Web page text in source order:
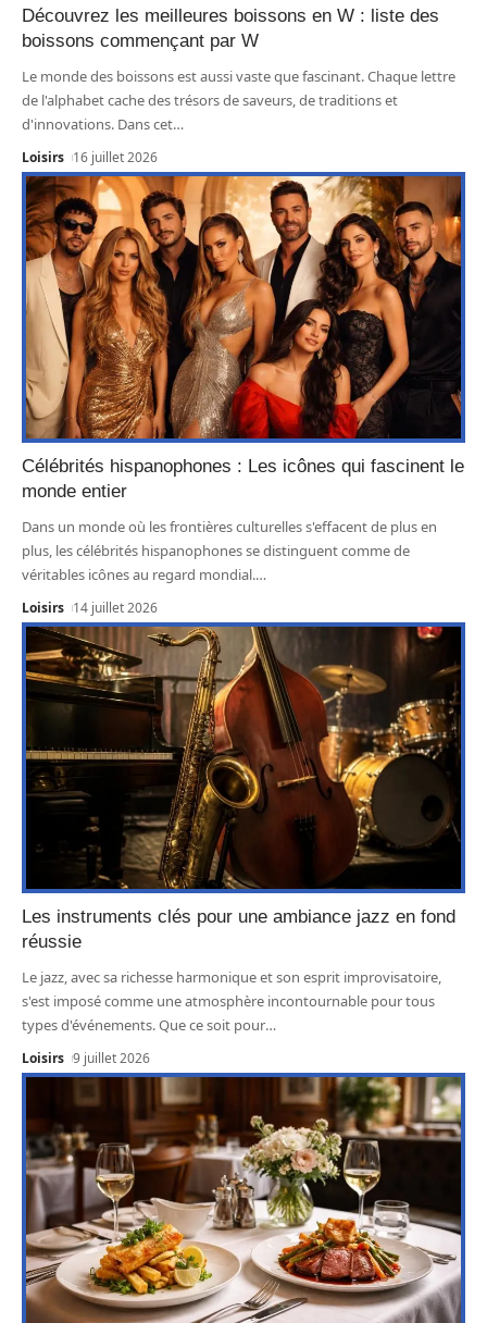
Découvrez les meilleures boissons en W : liste des
boissons commençant par W
Le monde des boissons est aussi vaste que fascinant. Chaque lettre
de l'alphabet cache des trésors de saveurs, de traditions et
d'innovations. Dans cet…
Loisirs 16 juillet 2026
Célébrités hispanophones : Les icônes qui fascinent le
monde entier
Dans un monde où les frontières culturelles s'effacent de plus en
plus, les célébrités hispanophones se distinguent comme de
véritables icônes au regard mondial.…
Loisirs 14 juillet 2026
Les instruments clés pour une ambiance jazz en fond
réussie
Le jazz, avec sa richesse harmonique et son esprit improvisatoire,
s'est imposé comme une atmosphère incontournable pour tous
types d'événements. Que ce soit pour…
Loisirs 9 juillet 2026